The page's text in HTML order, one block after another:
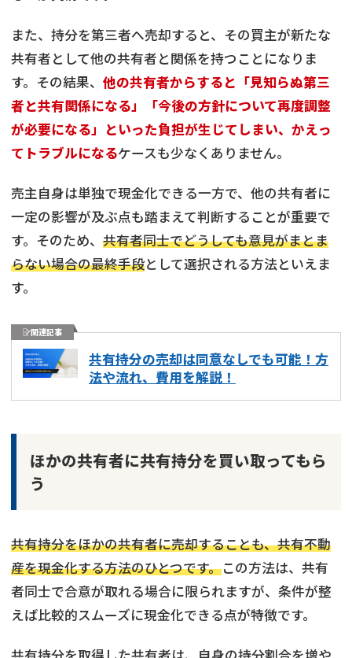
また、持分を第三者へ売却すると、その買主が新たな
共有者として他の共有者と関係を持つことになりま
す。その結果、 他の共有者からすると「見知らぬ第三
者と共有関係になる」「今後の方針について再度調整
が必要になる」といった負担が生じてしまい、かえっ
てトラブルになるケースも少なくありません。
売主自身は単独で現金化できる一方で、他の共有者に
一定の影響が及ぶ点も踏まえて判断することが重要で
す。そのため、 共有者同士でどうしても意見がまとま
らない場合の最終手段として選択される方法といえま
す。
関連記事
共有持分の売却は同意なしでも可能！方
法や流れ、費用を解説！
ほかの共有者に共有持分を買い取ってもら
う
共有持分をほかの共有者に売却することも、共有不動
産を現金化する方法のひとつです。この方法は、共有
者同士で合意が取れる場合に限られますが、条件が整
えば比較的スムーズに現金化できる点が特徴です。